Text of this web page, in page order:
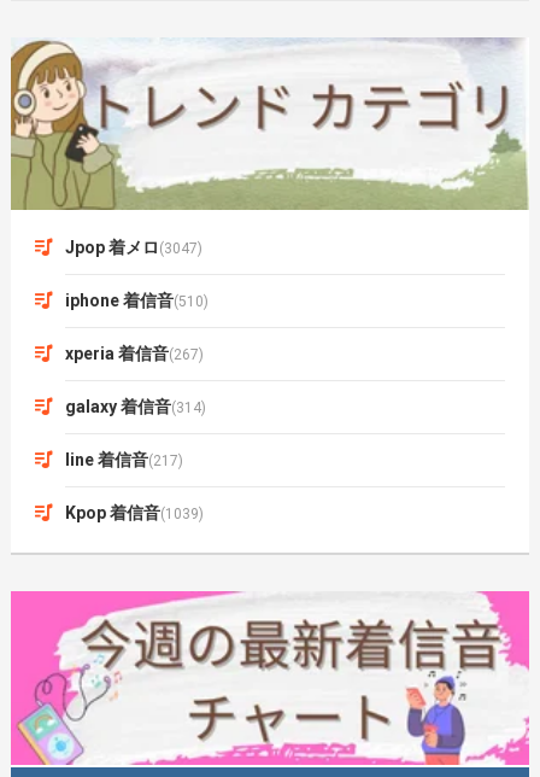
Jpop 着メロ (3047)
iphone 着信音(510)
xperia 着信音(267)
galaxy 着信音(314)
line 着信音(217)
Kpop 着信音(1039)